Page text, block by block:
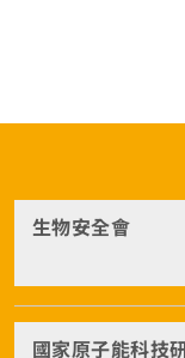
類、豆腐及原形
及建立可以長期
至少150分鐘的
車或游泳，並搭
每週固定時間量
必因為一天的體
鹽分攝取及排便
數較少無另作安排
前請繳交予李美鳳
長庚人員： 請於健檢前一週電話預約高雄長庚 07-7317
15年9月5日底前
48)。 📍七、健康問卷填寫 依據《職業安全衛生法》第
生物安全會
國家原子能科技